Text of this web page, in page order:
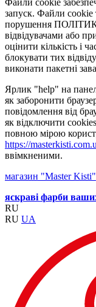
Файли cookie
запуск. Файли cookie
порушення
відвідувачами або
оцінити кількість і
блокувати тих
виконати пакетні
Ярлик "help" на
як заборонити
повідомлення від
як відключити
повною мірою
https://
ввімкненими.
магазин "Master Kisti"
яскраві фарби
RU
RU UA